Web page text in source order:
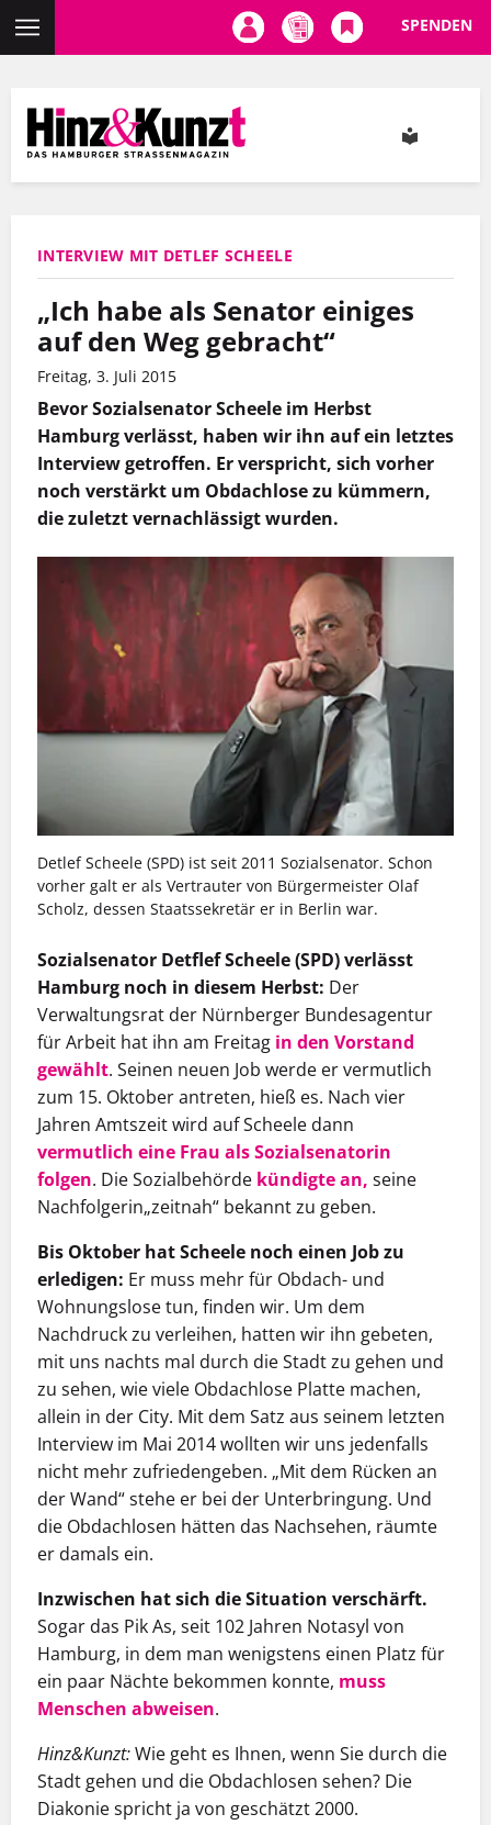
Inhalt
SPENDEN
INTERVIEW MIT DETLEF SCHEELE
„Ich habe als Senator einiges
auf den Weg gebracht“
Freitag, 3. Juli 2015
Bevor Sozialsenator Scheele im Herbst
Hamburg verlässt, haben wir ihn auf ein letztes
Interview getroffen. Er verspricht, sich vorher
noch verstärkt um Obdachlose zu kümmern,
die zuletzt vernachlässigt wurden.
Detlef Scheele (SPD) ist seit 2011 Sozialsenator. Schon
vorher galt er als Vertrauter von Bürgermeister Olaf
Scholz, dessen Staatssekretär er in Berlin war.
Sozialsenator Detflef Scheele (SPD) verlässt
Hamburg noch in diesem Herbst: Der
Verwaltungsrat der Nürnberger Bundesagentur
für Arbeit hat ihn am Freitag in den Vorstand
gewählt. Seinen neuen Job werde er vermutlich
zum 15. Oktober antreten, hieß es. Nach vier
Jahren Amtszeit wird auf Scheele dann
vermutlich eine Frau als Sozialsenatorin
folgen. Die Sozialbehörde kündigte an, seine
Nachfolgerin„zeitnah“ bekannt zu geben.
Bis Oktober hat Scheele noch einen Job zu
erledigen: Er muss mehr für Obdach- und
Wohnungslose tun, finden wir. Um dem
Nachdruck zu verleihen, hatten wir ihn gebeten,
mit uns nachts mal durch die Stadt zu gehen und
zu sehen, wie viele Obdachlose Platte machen,
allein in der City. Mit dem Satz aus seinem letzten
Interview im Mai 2014 wollten wir uns jedenfalls
nicht mehr zufriedengeben. „Mit dem Rücken an
der Wand“ stehe er bei der Unterbringung. Und
die Obdachlosen hätten das Nachsehen, räumte
er damals ein.
Inzwischen hat sich die Situation verschärft.
Sogar das Pik As, seit 102 Jahren Notasyl von
Hamburg, in dem man wenigstens einen Platz für
ein paar Nächte bekommen konnte, muss
Menschen abweisen.
Hinz&Kunzt:Wie geht es Ihnen, wenn Sie durch die
Stadt gehen und die Obdachlosen sehen? Die
Diakonie spricht ja von geschätzt 2000.